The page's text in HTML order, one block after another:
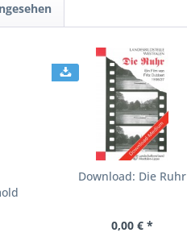
Download: Die Ruhr
0,00 € *